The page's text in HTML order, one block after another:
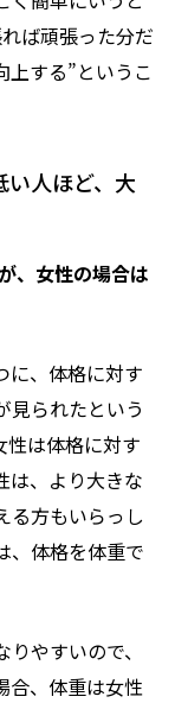
ば頑張った分だ
上する”というこ
い人ほど、大
、女性の場合は
に、体格に対す
見られたという
性は体格に対す
は、より大きな
る方もいらっし
、体格を体重で
やすいので、
合、体重は女性